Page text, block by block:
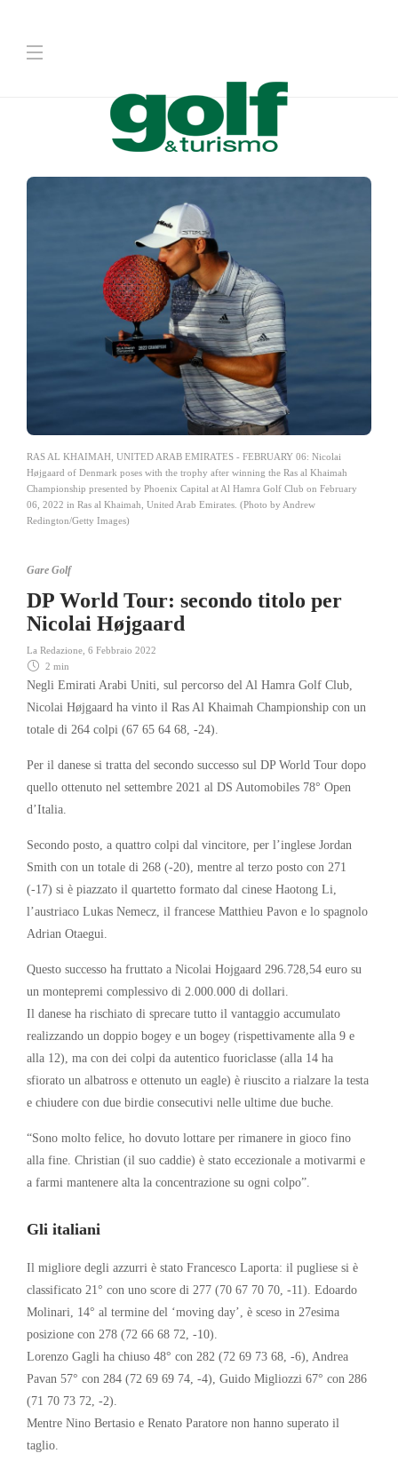
RAS AL KHAIMAH, UNITED ARAB EMIRATES - FEBRUARY 06: Nicolai
Højgaard of Denmark poses with the trophy after winning the Ras al Khaimah
Championship presented by Phoenix Capital at Al Hamra Golf Club on February
06, 2022 in Ras al Khaimah, United Arab Emirates. (Photo by Andrew
Redington/Getty Images)
Gare Golf
DP World Tour: secondo titolo per
Nicolai Højgaard
La Redazione 6 Febbraio 2022
2 min
Negli Emirati Arabi Uniti, sul percorso del Al Hamra Golf Club,
Nicolai Højgaard ha vinto il Ras Al Khaimah Championship con un
totale di 264 colpi (67 65 64 68, -24).
Per il danese si tratta del secondo successo sul DP World Tour dopo
quello ottenuto nel settembre 2021 al DS Automobiles 78° Open
d’Italia.
Secondo posto, a quattro colpi dal vincitore, per l’inglese Jordan
Smith con un totale di 268 (-20), mentre al terzo posto con 271
(-17) si è piazzato il quartetto formato dal cinese Haotong Li,
l’austriaco Lukas Nemecz, il francese Matthieu Pavon e lo spagnolo
Adrian Otaegui.
Questo successo ha fruttato a Nicolai Hojgaard 296.728,54 euro su
un montepremi complessivo di 2.000.000 di dollari.
Il danese ha rischiato di sprecare tutto il vantaggio accumulato
realizzando un doppio bogey e un bogey (rispettivamente alla 9 e
alla 12), ma con dei colpi da autentico fuoriclasse (alla 14 ha
sfiorato un albatross e ottenuto un eagle) è riuscito a rialzare la testa
e chiudere con due birdie consecutivi nelle ultime due buche.
“Sono molto felice, ho dovuto lottare per rimanere in gioco fino
alla fine. Christian (il suo caddie) è stato eccezionale a motivarmi e
a farmi mantenere alta la concentrazione su ogni colpo”.
Gli italiani
Il migliore degli azzurri è stato Francesco Laporta: il pugliese si è
classificato 21° con uno score di 277 (70 67 70 70, -11). Edoardo
Molinari, 14° al termine del ‘moving day’, è sceso in 27esima
posizione con 278 (72 66 68 72, -10).
Lorenzo Gagli ha chiuso 48° con 282 (72 69 73 68, -6), Andrea
Pavan 57° con 284 (72 69 69 74, -4), Guido Migliozzi 67° con 286
(71 70 73 72, -2).
Mentre Nino Bertasio e Renato Paratore non hanno superato il
taglio.